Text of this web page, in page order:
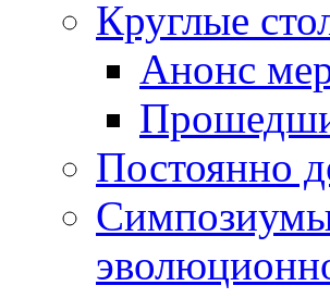
Круглые
Анонс
Постоянно